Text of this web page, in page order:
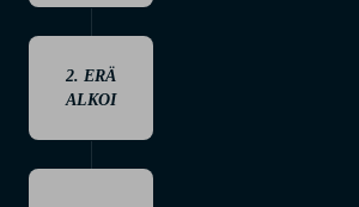
2. ERÄ
ALKOI